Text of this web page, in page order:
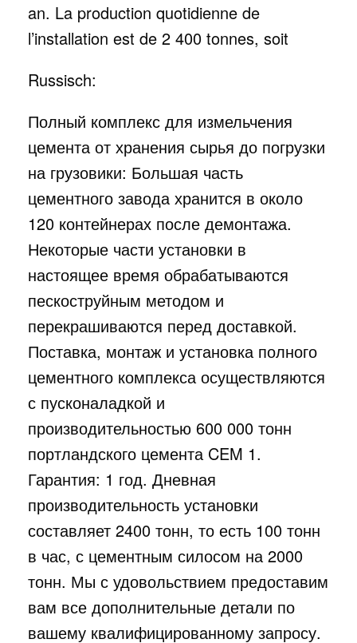
an. La production quotidienne de
l’installation est de 2 400 tonnes, soit
Russisch:
Полный комплекс для измельчения
цемента от хранения сырья до погрузки
на грузовики: Большая часть
цементного завода хранится в около
120 контейнерах после демонтажа.
Некоторые части установки в
настоящее время обрабатываются
пескоструйным методом и
перекрашиваются перед доставкой.
Поставка, монтаж и установка полного
цементного комплекса осуществляются
с пусконаладкой и
производительностью 600 000 тонн
портландского цемента CEM 1.
Гарантия: 1 год. Дневная
производительность установки
составляет 2400 тонн, то есть 100 тонн
в час, с цементным силосом на 2000
тонн. Мы с удовольствием предоставим
вам все дополнительные детали по
вашему квалифицированному запросу.